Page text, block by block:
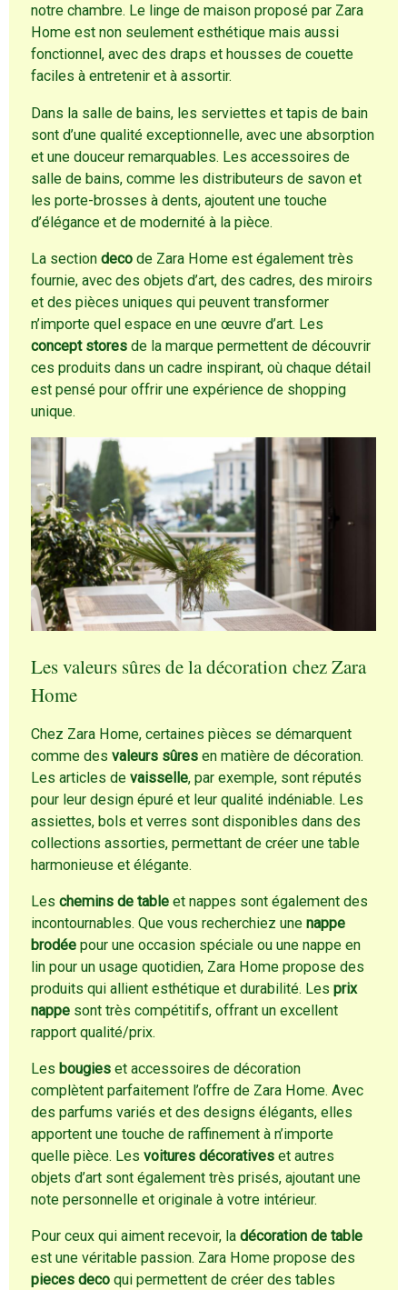
notre chambre. Le linge de maison proposé par Zara
Home est non seulement esthétique mais aussi
fonctionnel, avec des draps et housses de couette
faciles à entretenir et à assortir.
Dans la salle de bains, les serviettes et tapis de bain
sont d’une qualité exceptionnelle, avec une absorption
et une douceur remarquables. Les accessoires de
salle de bains, comme les distributeurs de savon et
les porte-brosses à dents, ajoutent une touche
d’élégance et de modernité à la pièce.
La sectiondeco de Zara Home est également très
fournie, avec des objets d’art, des cadres, des miroirs
et des pièces uniques qui peuvent transformer
n’importe quel espace en une œuvre d’art. Les
concept stores de la marque permettent de découvrir
ces produits dans un cadre inspirant, où chaque détail
est pensé pour offrir une expérience de shopping
unique.
Les valeurs sûres de la décoration chez Zara
Home
Chez Zara Home, certaines pièces se démarquent
comme desvaleurs sûres en matière de décoration.
Les articles devaisselle, par exemple, sont réputés
pour leur design épuré et leur qualité indéniable. Les
assiettes, bols et verres sont disponibles dans des
collections assorties, permettant de créer une table
harmonieuse et élégante.
Leschemins de table et nappes sont également des
incontournables. Que vous recherchiez unenappe
brodée pour une occasion spéciale ou une nappe en
lin pour un usage quotidien, Zara Home propose des
produits qui allient esthétique et durabilité. Lesprix
nappe sont très compétitifs, offrant un excellent
rapport qualité/prix.
Les bougies et accessoires de décoration
complètent parfaitement l’offre de Zara Home. Avec
des parfums variés et des designs élégants, elles
apportent une touche de raffinement à n’importe
quelle pièce. Lesvoitures décoratives et autres
objets d’art sont également très prisés, ajoutant une
note personnelle et originale à votre intérieur.
Pour ceux qui aiment recevoir, ladécoration de table
est une véritable passion. Zara Home propose des
pieces deco qui permettent de créer des tables